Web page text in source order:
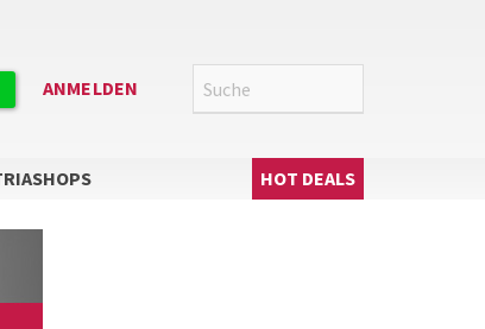
Suche
ANMELDEN
Hauptnavigation
HOT DEALS